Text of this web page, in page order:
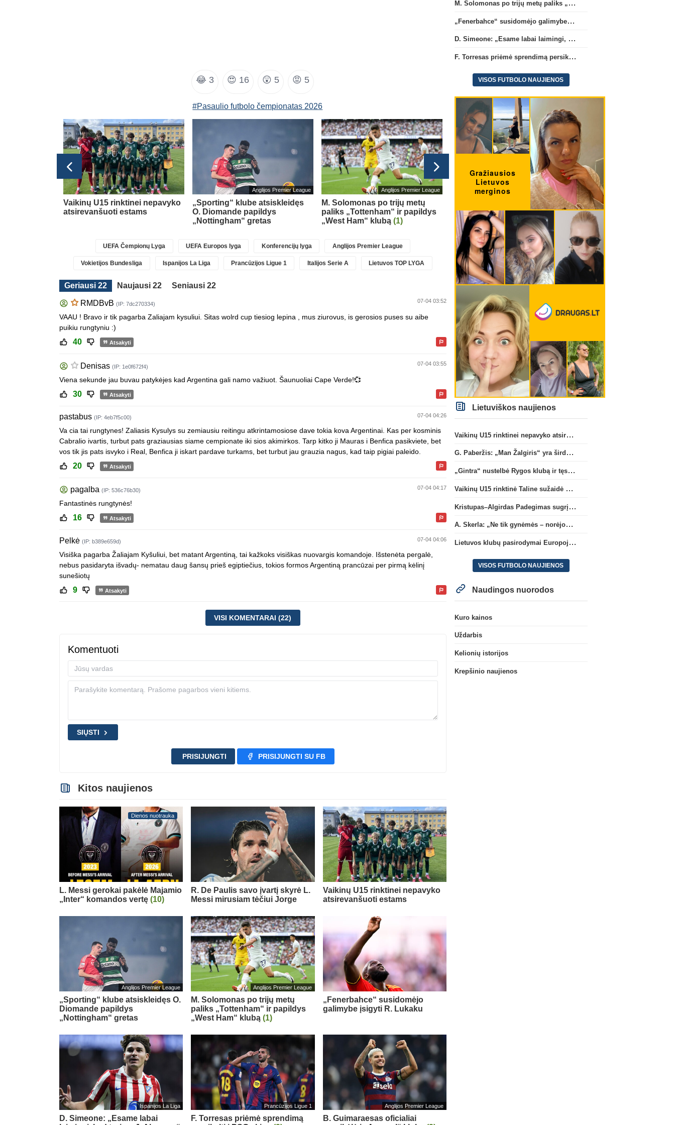
😂 3 😍 16 😲 5 😡 5
#Pasaulio futbolo čempionatas 2026
Vaikinų U15 rinktinei nepavyko
atsirevanšuoti estams
Anglijos Premier League
„Sporting“ klube atsiskleidęs
O. Diomande papildys
„Nottingham“ gretas
Anglijos Premier League
M. Solomonas po trijų metų
paliks „Tottenham“ ir papildys
„West Ham“ klubą (1)
Ispanijos La Liga
D. Simeone: „Esame labai
laimingi, kad turime J. Alvarezą“
B. Guimaraesas oficialiai
persikėlė į „Arsenal“
UEFA Čempionų Lyga UEFA Europos lyga Konferencijų lyga Anglijos Premier League
Vokietijos Bundesliga Ispanijos La Liga Prancūzijos Ligue 1 Italijos Serie A Lietuvos TOP LYGA
Geriausi 22 Naujausi 22 Seniausi 22
RMDBvB (IP: 7dc270334) 07-04 03:52
VAAU ! Bravo ir tik pagarba Zaliajam kysuliui. Sitas wolrd cup tiesiog lepina , mus ziurovus, is gerosios puses su aibe
puikiu rungtyniu :)
40 Atsakyti
Denisas (IP: 1e0f672f4) 07-04 03:55
Viena sekunde jau buvau patykėjes kad Argentina gali namo važiuot. Šaunuoliai Cape Verde!💞
30 Atsakyti
pastabus (IP: 4eb7f5c00) 07-04 04:26
Va cia tai rungtynes! Zaliasis Kysulys su zemiausiu reitingu atkrintamosiose dave tokia kova Argentinai. Kas per kosminis
Cabralio ivartis, turbut pats graziausias siame cempionate iki sios akimirkos. Tarp kitko ji Mauras i Benfica pasikviete, bet
vos tik jis pats isvyko i Real, Benfica ji iskart pardave turkams, bet turbut jau grauzia nagus, kad taip pigiai paleido.
20 Atsakyti
pagalba (IP: 536c76b30) 07-04 04:17
Fantastinės rungtynės!
16 Atsakyti
Pelkė (IP: b389e659d) 07-04 04:06
Visiška pagarba Žaliajam Kyšuliui, bet matant Argentiną, tai kažkoks visiškas nuovargis komandoje. Išstenėta pergalė,
nebus pasidaryta išvadų- nematau daug šansų prieš egiptiečius, tokios formos Argentiną prancūzai per pirmą kėlinį
sunešiotų
9 Atsakyti
VISI KOMENTARAI (22)
Komentuoti
SIŲSTI
PRISIJUNGTI PRISIJUNGTI SU FB
Kitos naujienos
Dienos nuotrauka
L. Messi gerokai pakėlė Majamio
„Inter“ komandos vertę (10)
R. De Paulis savo įvartį skyrė L.
Messi mirusiam tėčiui Jorge
Vaikinų U15 rinktinei nepavyko
atsirevanšuoti estams
Anglijos Premier League
„Sporting“ klube atsiskleidęs O.
Diomande papildys
„Nottingham“ gretas
Anglijos Premier League
M. Solomonas po trijų metų
paliks „Tottenham“ ir papildys
„West Ham“ klubą(1)
„Fenerbahce“ susidomėjo
galimybe įsigyti R. Lukaku
Ispanijos La Liga
D. Simeone: „Esame labai
Prancūzijos Ligue 1
F. Torresas priėmė sprendimą
Anglijos Premier League
B. Guimaraesas oficialiai
M. Solomonas po trijų metų paliks „Tottenham“ ir papildys „West Ham“ klubą
„Fenerbahce“ susidomėjo galimybe įsigyti R. Lukaku
D. Simeone: „Esame labai laimingi, kad turime J. Alvarezą“
F. Torresas priėmė sprendimą persikelti į PSG ekipą
VISOS FUTBOLO NAUJIENOS
Lietuviškos naujienos
Vaikinų U15 rinktinei nepavyko atsirevanšuoti estams
G. Paberžis: „Man Žalgiris“ yra širdyje“
„Gintra“ nustelbė Rygos klubą ir tęs kovas UEFA Europos taurės atrankoje
Vaikinų U15 rinktinė Taline sužaidė pirmąsias kontrolines rungtynes
Kristupas–Algirdas Padegimas sugrįžta į FC „Hegelmann” B sudėtį
A. Skerla: „Ne tik gynėmės – norėjome atakuoti“
Lietuvos klubų pasirodymai Europoje: patirti pralaimėjimai Kroatijos atstovams
VISOS FUTBOLO NAUJIENOS
Naudingos nuorodos
Kuro kainos
Uždarbis
Kelionių istorijos
Krepšinio naujienos